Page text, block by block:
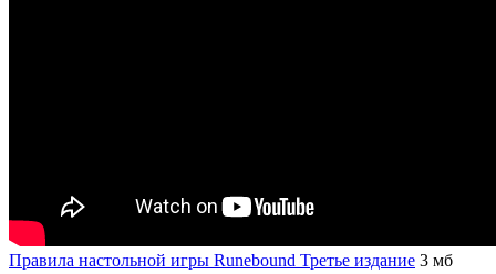
Правила настольной игры Runebound Третье издание 3 мб